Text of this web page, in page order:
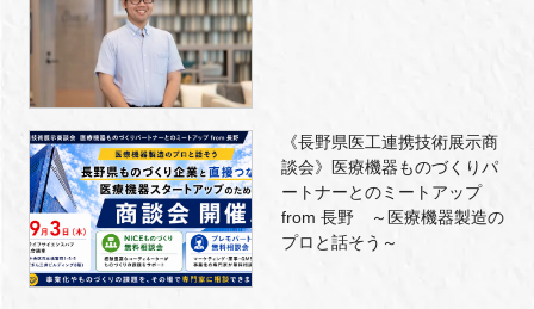
《長野県医工連携技術展示商
談会》医療機器ものづくりパ
ートナーとのミートアップ
from 長野 ～医療機器製造の
プロと話そう～